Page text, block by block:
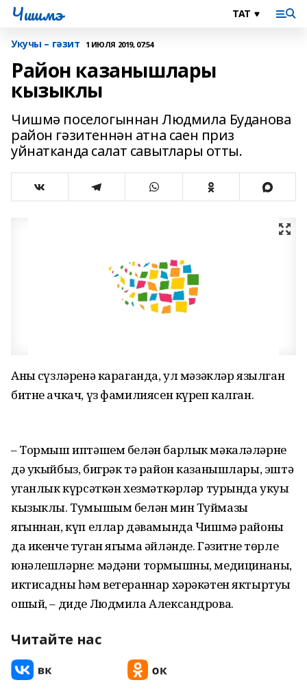
Чишмэ
Укучы – гәзит 1 ИЮЛЯ 2019, 07:54
Район казанышлары
кызыклы
Чишмә поселогыннан Людмила Буданова
район гәзитеннән атна саен приз
уйнатканда салат савытлары отты.
Аның сүзләренә караганда, ул мәзәкләр язылган
битне ачкач, үз фамилиясен күреп калган.
– Тормыш иптәшем белән барлык мәкаләләрне
дә укыйбыз, бигрәк тә район казанышлары, эштә
уңганлык күрсәткән хезмәткәрләр турында укуы
кызыклы. Тумышым белән мин Туймазы
ягыннан, күп еллар дәвамында Чишмә районы
да икенче туган ягыма әйләнде. Гәзитнең төрле
юнәлешләрне: мәдәни тормышны, медицинаны,
иктисадны һәм ветераннар хәрәкәтен яктыртуы
ошый, – диде Людмила Александрова.
Читайте нас